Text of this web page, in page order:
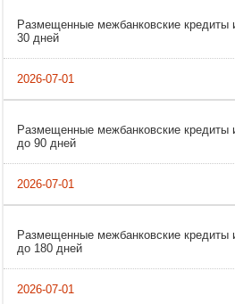
Размещенные межбанковские кредиты
30 дней
Размещенные межбанковские кредиты
до 90 дней
Размещенные межбанковские кредиты
до 180 дней